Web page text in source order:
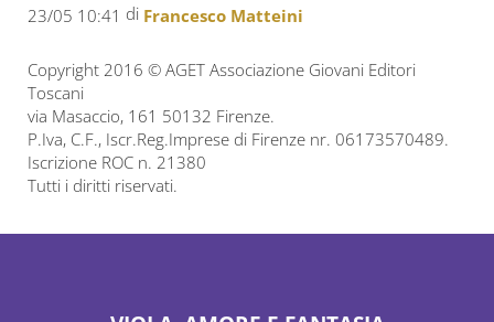
23/05 10:41 di Francesco Matteini
Copyright 2016 © AGET Associazione Giovani Editori
Toscani
via Masaccio, 161 50132 Firenze.
P.Iva, C.F., Iscr.Reg.Imprese di Firenze nr. 06173570489.
Iscrizione ROC n. 21380
Tutti i diritti riservati.